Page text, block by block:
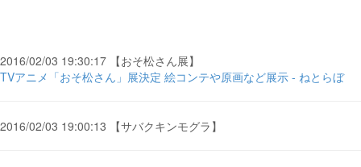
2016/02/03 19:30:17 【おそ松さん展】
TVアニメ「おそ松さん」展決定 絵コンテや原画など展示 - ねとらぼ
2016/02/03 19:00:13 【サバクキンモグラ】